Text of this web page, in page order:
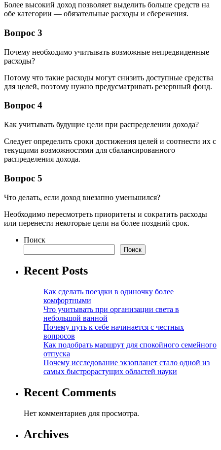
Более высокий доход позволяет выделить больше средств на
обе категории — обязательные расходы и сбережения.
Вопрос 3
Почему необходимо учитывать возможные непредвиденные
расходы?
Потому что такие расходы могут снизить доступные средства
для целей, поэтому нужно предусматривать резервный фонд.
Вопрос 4
Как учитывать будущие цели при распределении дохода?
Следует определить сроки достижения целей и соотнести их с
текущими возможностями для сбалансированного
распределения дохода.
Вопрос 5
Что делать, если доход внезапно уменьшился?
Необходимо пересмотреть приоритеты и сократить расходы
или перенести некоторые цели на более поздний срок.
Поиск
Поиск
Recent Posts
Как сделать поездки в одиночку более
комфортными
Что учитывать при организации света в
небольшой ванной
Почему путь к себе начинается с честных
вопросов
Как подобрать маршрут для спокойного семейного
отпуска
Почему исследование экзопланет стало одной из
самых быстрорастущих областей науки
Recent Comments
Нет комментариев для просмотра.
Archives